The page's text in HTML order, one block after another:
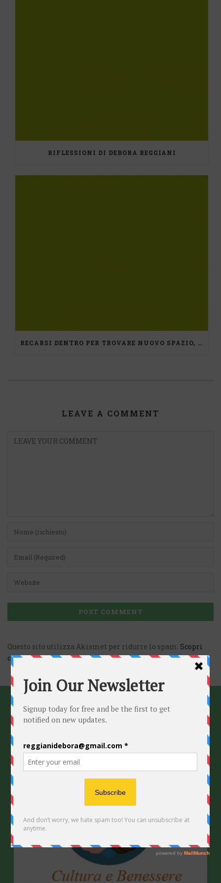
RIFLESSIONI DI DEBORA REGGIANI
RECARSI DENTRO PER TROVARE NUOVO SPAZIO, UN PERCORSO DI MEDIAZIONE
LEAVE A COMMENT
Questo sito utilizza Akismet per ridurre lo spam. Scopri
come vengono elaborati i dati derivati dai commenti.